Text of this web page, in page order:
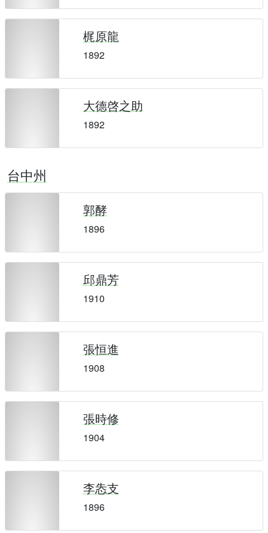
梶原龍
1892
大德啓之助
1892
台中州
郭酵
1896
邱鼎芳
1910
張恒進
1908
張時修
1904
李怣支
1896